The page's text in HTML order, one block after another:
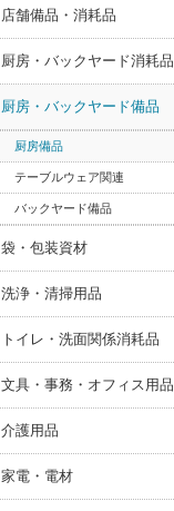
店舗備品・消耗品
厨房・バックヤード消耗品
厨房・バックヤード備品
厨房備品
テーブルウェア関連
バックヤード備品
袋・包装資材
洗浄・清掃用品
トイレ・洗面関係消耗品
文具・事務・オフィス用品
介護用品
家電・電材